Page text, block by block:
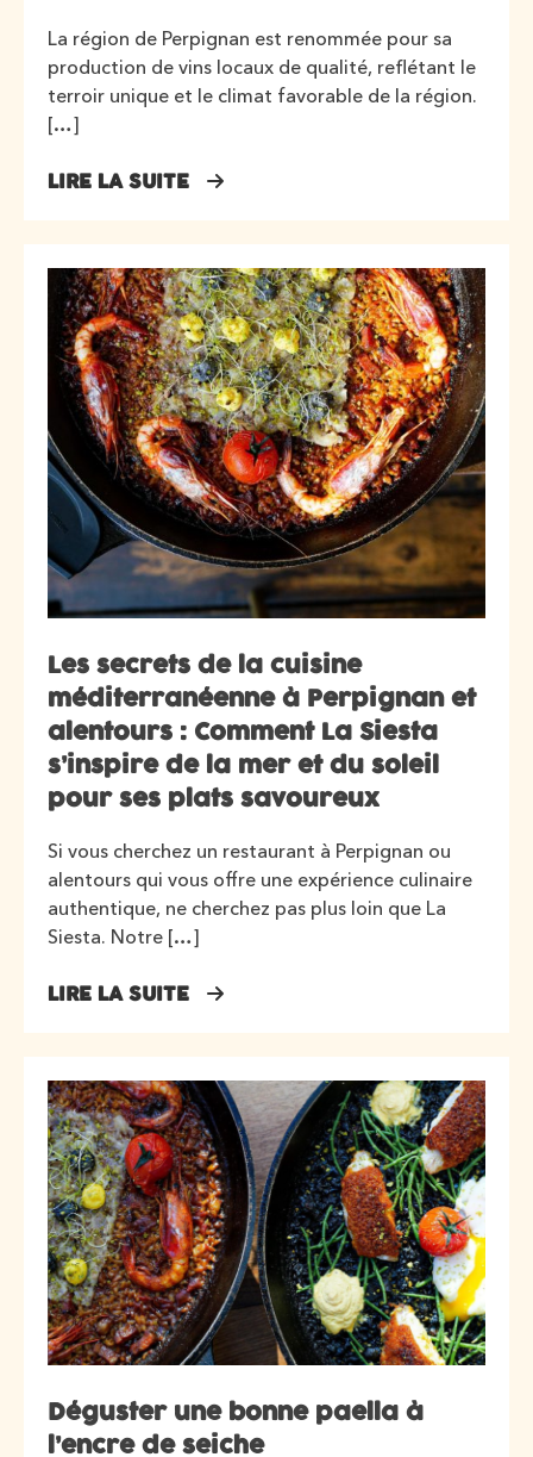
La région de Perpignan est renommée pour sa
production de vins locaux de qualité, reflétant le
terroir unique et le climat favorable de la région.
[…]
LIRE LA SUITE
Les secrets de la cuisine
méditerranéenne à Perpignan et
alentours : Comment La Siesta
s’inspire de la mer et du soleil
pour ses plats savoureux
Si vous cherchez un restaurant à Perpignan ou
alentours qui vous offre une expérience culinaire
authentique, ne cherchez pas plus loin que La
Siesta. Notre […]
LIRE LA SUITE
Déguster une bonne paella à
l’encre de seiche